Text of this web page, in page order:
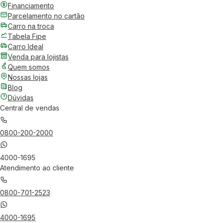
Financiamento
Parcelamento no cartão
Carro na troca
Tabela Fipe
Carro Ideal
Venda para lojistas
Quem somos
Nossas lojas
Blog
Dúvidas
Central de vendas
0800-200-2000
4000-1695
Atendimento ao cliente
0800-701-2523
4000-1695